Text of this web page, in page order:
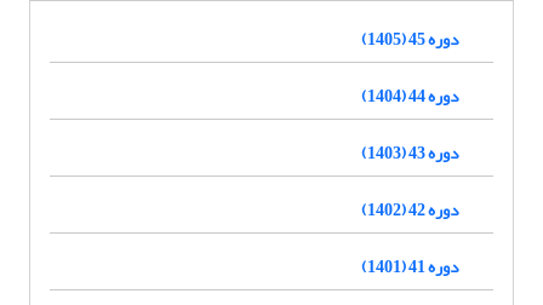
دوره 45 (1405)
دوره 44 (1404)
دوره 43 (1403)
دوره 42 (1402)
دوره 41 (1401)